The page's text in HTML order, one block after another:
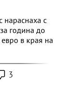
нараснаха с
година до
в края на
3